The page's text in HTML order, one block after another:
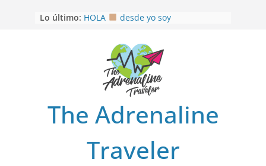
Lo último: HOLA
desde yo soy
EL SENDERO DEL CACAO: Excelente
opción
HOSPEDAJE AL NATURALSHH !!
OTRA PERSPECTIVA de RÍO EL
MULITO!
The Adrenaline
Traveler